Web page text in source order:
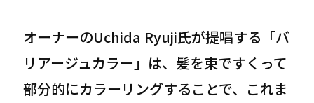
オーナーのUchida Ryuji氏が提唱する「バ
リアージュカラー」は、髪を束ですくって
部分的にカラーリングすることで、これま